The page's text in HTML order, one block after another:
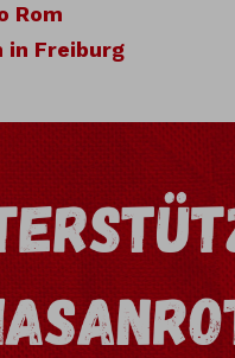
Rom
in Freiburg